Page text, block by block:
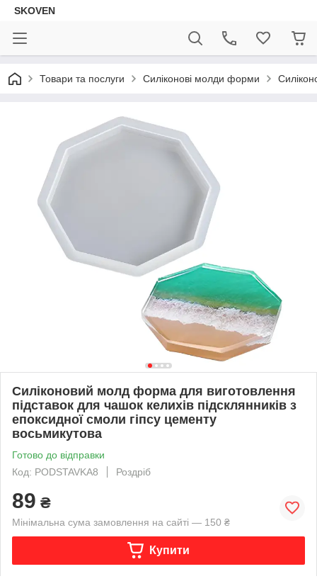
SKOVEN
Товари та послуги Силіконові молди форми
Силіконовий молд форма для виготовлення
підставок для чашок келихів підсклянників з
епоксидної смоли гіпсу цементу
восьмикутова
Готово до відправки
Код: PODSTAVKA8
Роздріб
89 ₴
Мінімальна сума замовлення на сайті — 150 ₴
Купити